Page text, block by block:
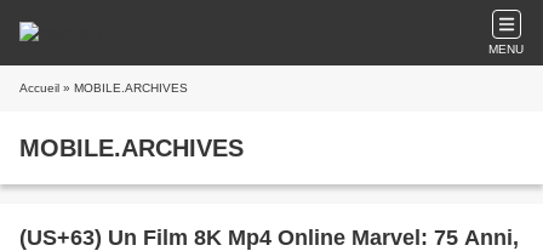
MENU
Accueil » MOBILE.ARCHIVES
MOBILE.ARCHIVES
(US+63) Un Film 8K Mp4 Online Marvel: 75 Anni,